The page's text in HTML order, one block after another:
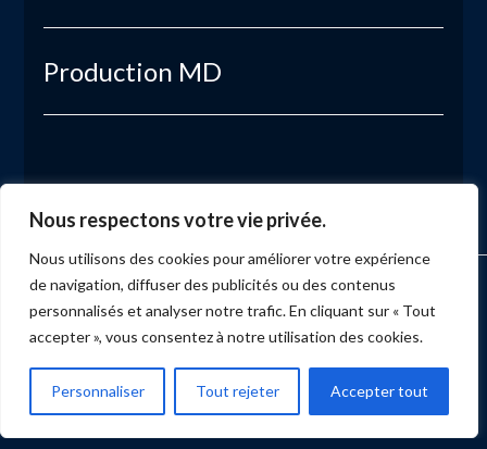
Nous respectons votre vie privée.
Nous utilisons des cookies pour améliorer votre expérience
de navigation, diffuser des publicités ou des contenus
personnalisés et analyser notre trafic. En cliquant sur « Tout
accepter », vous consentez à notre utilisation des cookies.
Personnaliser Tout rejeter Accepter tout
Production MD
ACCUEIL MARKETING PRODUCTION
ÉVÉNEMENTS
SERVICES
NUMÉRISATION
Facebook
X LinkedIn
YouTube
Instagram
PRODUCTION MD